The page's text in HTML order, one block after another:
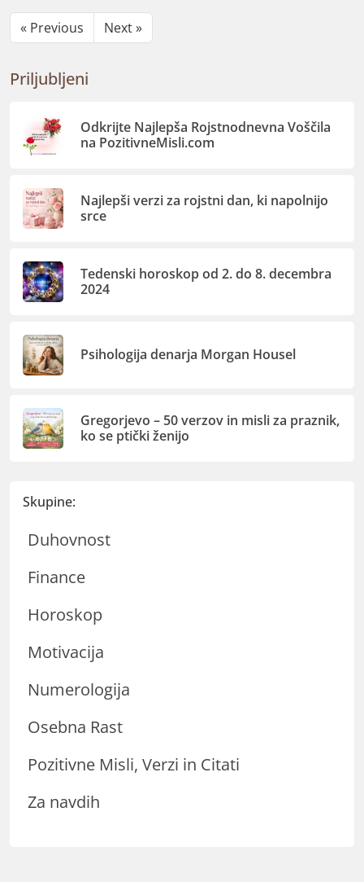
« Previous Next »
Priljubljeni
Odkrijte Najlepša Rojstnodnevna Voščila
na PozitivneMisli.com
Najlepši verzi za rojstni dan, ki napolnijo
srce
Tedenski horoskop od 2. do 8. decembra
2024
Psihologija denarja Morgan Housel
Gregorjevo – 50 verzov in misli za praznik,
ko se ptički ženijo
Skupine:
Duhovnost
Finance
Horoskop
Motivacija
Numerologija
Osebna Rast
Pozitivne Misli, Verzi in Citati
Za navdih